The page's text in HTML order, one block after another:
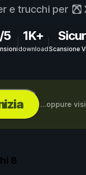
e trucchi per
5 1K+
downloadScansione
...oppure
8